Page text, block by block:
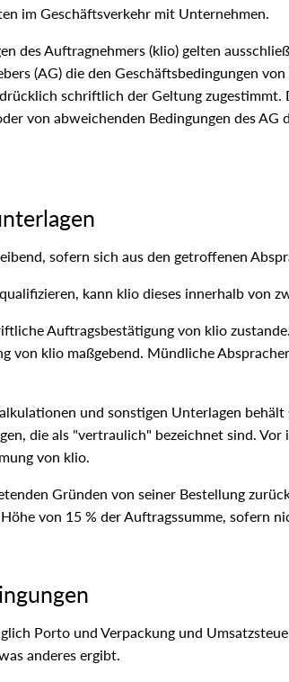
im Geschäftsverkehr mit Unternehmen.
des Auftragnehmers (klio) gelten
(AG) die den Geschäftsbedingungen
schriftlich der Geltung
von abweichenden Bedingungen des
sofern sich aus den getroffenen
kann klio dieses innerhalb von
Auftragsbestätigung von klio
von klio maßgebend. Mündliche
und sonstigen Unterlagen
die als "vertraulich" bezeichnet sind.
von klio.
Gründen von seiner Bestellung
von 15 % der Auftragssumme, sofern
Porto und Verpackung und
anderes ergibt.